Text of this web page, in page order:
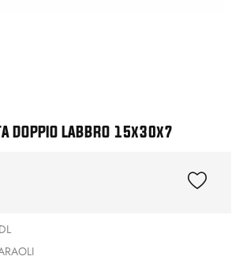
DOPPIO LABBRO 15x30x7